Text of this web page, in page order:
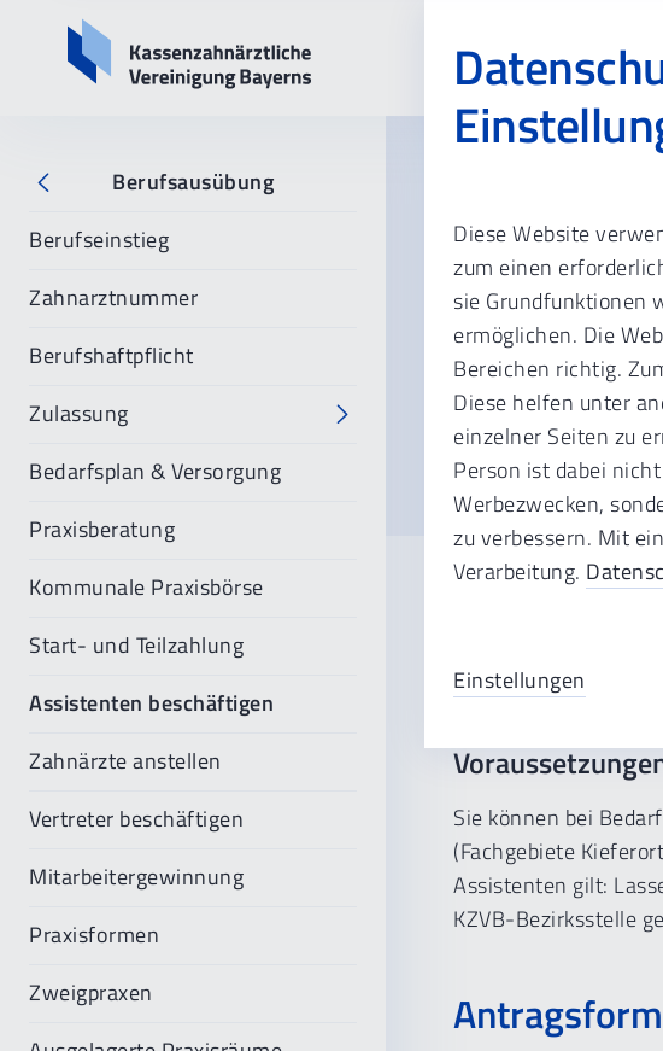
Berufsausübung
Berufseinstieg
Zahnarztnummer
Berufshaftpflicht
Zulassung
Bedarfsplan & Versorgung
Praxisberatung
Kommunale Praxisbörse
Start- und Teilzahlung
Assistenten beschäftigen
Zahnärzte anstellen
Vertreter beschäftigen
Mitarbeitergewinnung
Praxisformen
Zweigpraxen
Diese Website
zum einen
sie Grundfunktionen
ermöglichen. Die
Bereichen richtig.
Diese helfen unter
einzelner Seiten zu
Person ist dabei
Werbezwecken,
zu verbessern. Mit
Verarbeitung.
Einstellungen
Vermeiden Sie
Genehmigung
Ob Vertreter,
zuerst von der
Genehmigung für
Sie können bei
(Fachgebiete
Assistenten gilt:
KZVB-Bezirksstelle